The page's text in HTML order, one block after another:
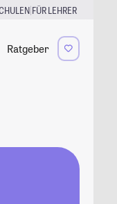
|FÜR LEHRER
Ratgeber